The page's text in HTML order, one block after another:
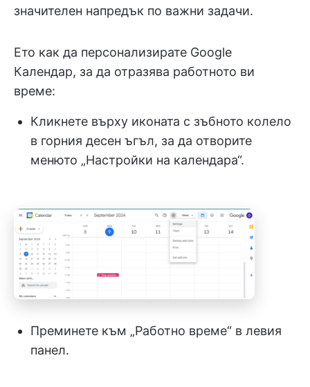
значителен напредък по важни задачи.
Ето как да персонализирате Google
Календар, за да отразява работното ви
време:
Кликнете върху иконата с зъбното колело
в горния десен ъгъл, за да отворите
менюто „Настройки на календара“.
Преминете към „Работно време“ в левия
панел.